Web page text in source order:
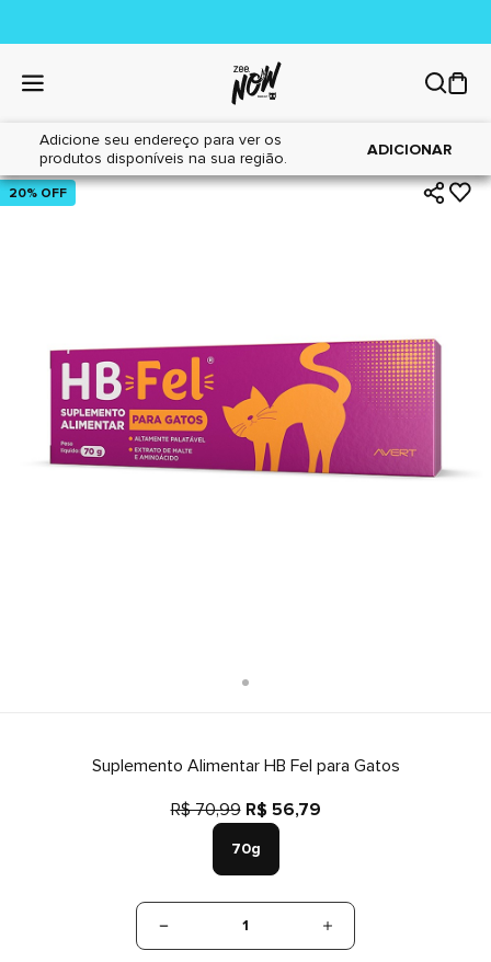
Adicione seu endereço para ver os
produtos disponíveis na sua região.
ADICIONAR
Home|Gatos|Farmácia
20% OFF
Suplemento Alimentar HB Fel para Gatos
R$ 70,99 R$ 56,79
70g
1